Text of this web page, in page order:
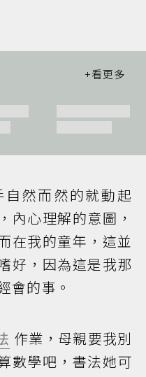
然而然的就動起
內心理解的意圖，
在我的童年，這並
好，因為這是我那
會的事。
作業，母親要我別
數學吧，書法她可